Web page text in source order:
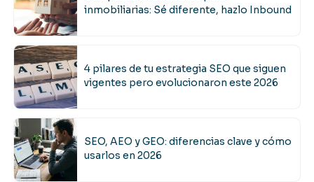
inmobiliarias: Sé diferente, hazlo Inbound
4 pilares de tu estrategia SEO que siguen
vigentes pero evolucionaron este 2026
SEO, AEO y GEO: diferencias clave y cómo
usarlos en 2026